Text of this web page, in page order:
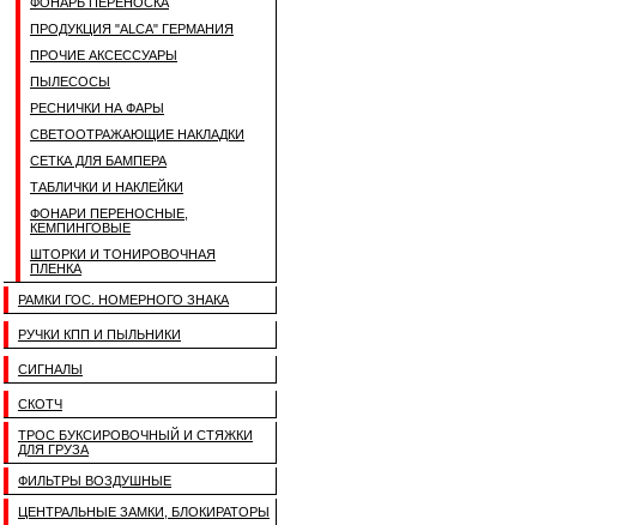
ПРОДУКЦИЯ "ALCA" ГЕРМАНИЯ
ПРОЧИЕ АКСЕССУАРЫ
ПЫЛЕСОСЫ
РЕСНИЧКИ НА ФАРЫ
СВЕТООТРАЖАЮЩИЕ НАКЛАДКИ
СЕТКА ДЛЯ БАМПЕРА
ТАБЛИЧКИ И НАКЛЕЙКИ
ФОНАРИ ПЕРЕНОСНЫЕ,
КЕМПИНГОВЫЕ
ШТОРКИ И ТОНИРОВОЧНАЯ
ПЛЕНКА
РАМКИ ГОС. НОМЕРНОГО ЗНАКА
РУЧКИ КПП И ПЫЛЬНИКИ
СИГНАЛЫ
СКОТЧ
ТРОС БУКСИРОВОЧНЫЙ И СТЯЖКИ
ДЛЯ ГРУЗА
ФИЛЬТРЫ ВОЗДУШНЫЕ
ЦЕНТРАЛЬНЫЕ ЗАМКИ, БЛОКИРАТОРЫ